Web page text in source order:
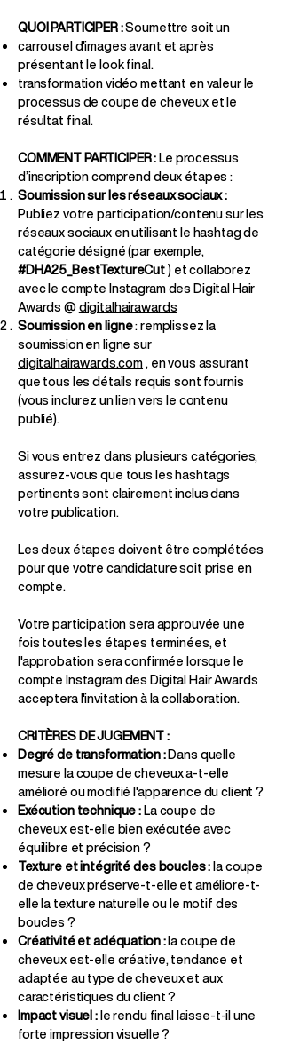
QUOI PARTICIPER :Soumettre soit un
carrousel d'images avant et après
présentant le look final.
transformation vidéo mettant en valeur le
processus de coupe de cheveux et le
résultat final.
COMMENT PARTICIPER :Le processus
d’inscription comprend deux étapes :
Soumission sur les réseaux sociaux :
Publiez votre participation/contenu sur les
réseaux sociaux en utilisant le hashtag de
catégorie désigné (par exemple,
#DHA25_BestTextureCut) et collaborez
avec le compte Instagram des Digital Hair
Awards @digitalhairawards
Soumissionen ligne: remplissez la
soumission en ligne sur
digitalhairawards.com, en vous assurant
que tous les détails requis sont fournis
(vous inclurez un lien vers le contenu
publié).
Si vous entrez dans plusieurs catégories,
assurez-vous que tous les hashtags
pertinents sont clairement inclus dans
votre publication.
Les deux étapes doivent être complétées
pour que votre candidature soit prise en
compte.
Votre participation sera approuvée une
fois toutes les étapes terminées, et
l'approbation sera confirmée lorsque le
compte Instagram des Digital Hair Awards
acceptera l'invitation à la collaboration.
CRITÈRES DE JUGEMENT :
Degré de transformation :Dans quelle
mesure la coupe de cheveux a-t-elle
amélioré ou modifié l'apparence du client ?
Exécution technique :La coupe de
cheveux est-elle bien exécutée avec
équilibre et précision ?
Texture et intégrité des boucles :la coupe
de cheveux préserve-t-elle et améliore-t-
elle la texture naturelle ou le motif des
boucles ?
Créativité et adéquation :la coupe de
cheveux est-elle créative, tendance et
adaptée au type de cheveux et aux
caractéristiques du client ?
Impact visuel :le rendu final laisse-t-il une
forte impression visuelle ?